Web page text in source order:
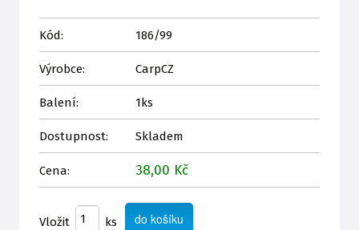
Kód: 186/99
Výrobce: CarpCZ
Balení: 1ks
Dostupnost: Skladem
Cena: 38,00 Kč
Vložit ks